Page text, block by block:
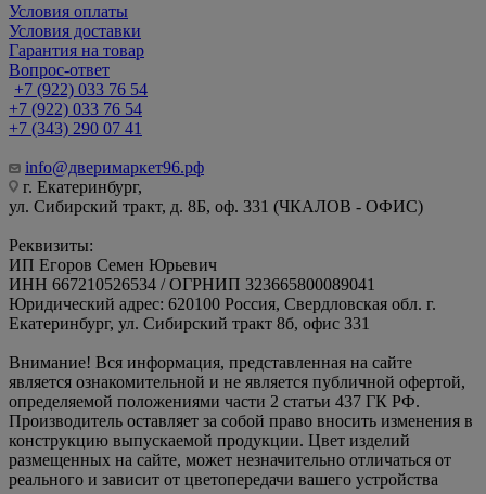
Условия оплаты
Условия доставки
Гарантия на товар
Вопрос-ответ
+7 (922) 033 76 54
+7 (922) 033 76 54
+7 (343) 290 07 41
info@дверимаркет96.рф
г. Екатеринбург,
ул. Сибирский тракт, д. 8Б, оф. 331 (ЧКАЛОВ - ОФИС)
Реквизиты:
ИП Егоров Семен Юрьевич
ИНН 667210526534 / ОГРНИП 323665800089041
Юридический адрес: 620100 Россия, Свердловская обл. г.
Екатеринбург, ул. Сибирский тракт 8б, офис 331
Внимание! Вся информация, представленная на сайте
является ознакомительной и не является публичной офертой,
определяемой положениями части 2 статьи 437 ГК РФ.
Производитель оставляет за собой право вносить изменения в
конструкцию выпускаемой продукции. Цвет изделий
размещенных на сайте, может незначительно отличаться от
реального и зависит от цветопередачи вашего устройства